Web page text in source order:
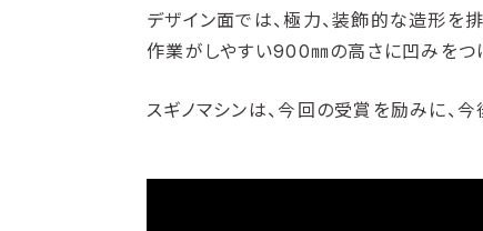
デザイン面では、極力、装飾的な造形を
作業がしやすい900㎜の高さに凹みをつ
スギノマシンは、今回の受賞を励みに、